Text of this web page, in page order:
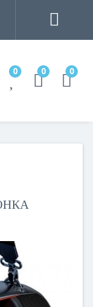
0 0 0